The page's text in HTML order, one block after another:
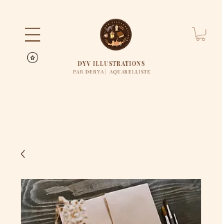
DYV ILLUSTRATIONS
PAR DERYA | AQUARELLISTE